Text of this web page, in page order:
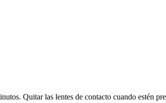
Quitar las lentes de contacto cuando estén